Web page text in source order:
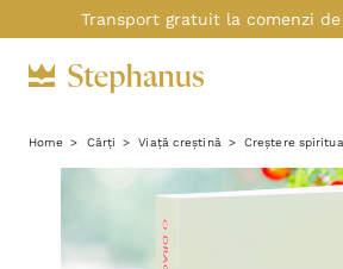
Transport gratuit la comenzi de
Home Cărți Viață creștină Creștere